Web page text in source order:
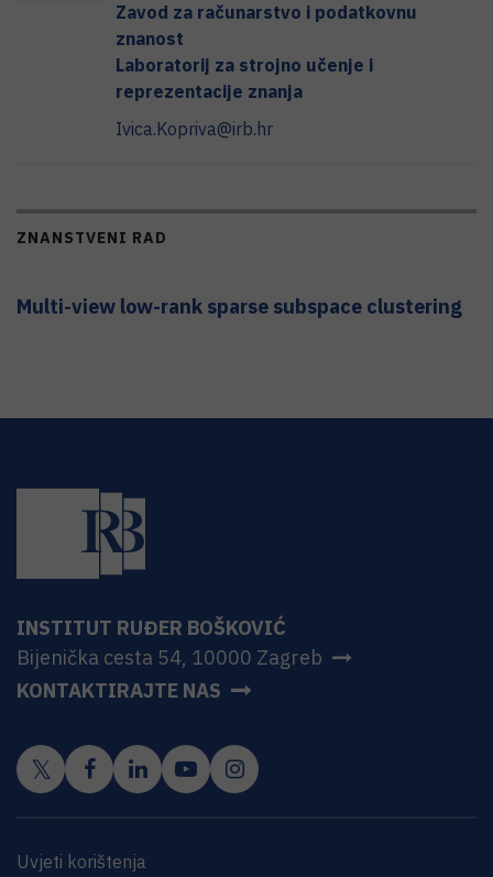
Zavod za računarstvo i podatkovnu
znanost
Laboratorij za strojno učenje i
reprezentacije znanja
Ivica.Kopriva@irb.hr
ZNANSTVENI RAD
Multi-view low-rank sparse subspace clustering
INSTITUT RUĐER BOŠKOVIĆ
Bijenička cesta 54, 10000 Zagreb
KONTAKTIRAJTE NAS
Uvjeti korištenja